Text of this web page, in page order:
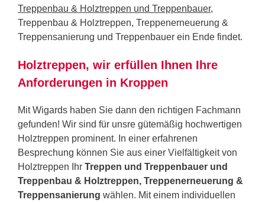
Treppenbau & Holztreppen und Treppenbauer,
Treppenbau & Holztreppen, Treppenerneuerung &
Treppensanierung und Treppenbauer ein Ende findet.
Holztreppen, wir erfüllen Ihnen Ihre
Anforderungen in Kroppen
Mit Wigards haben Sie dann den richtigen Fachmann
gefunden! Wir sind für unsre gütemäßig hochwertigen
Holztreppen prominent. In einer erfahrenen
Besprechung können Sie aus einer Vielfältigkeit von
Holztreppen Ihr Treppen und Treppenbauer und
Treppenbau & Holztreppen, Treppenerneuerung &
Treppensanierung wählen. Mit einem individuellen